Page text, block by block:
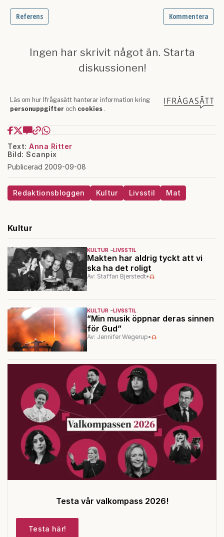
Text: Anna Ritter
Bild: Scanpix
Publicerad 2009-09-08
Redaktionsbloggen Kultur Livsstil Mat
Kultur
KULTUR LIVSSTIL
Makten har aldrig tyckt att vi
ska ha det roligt
Av: Staffan Bjerstedt•
KULTUR LIVSSTIL
”Min musik öppnar deras sinnen
för Gud”
Av: Jennifer Wegerup•
Testa vår valkompass 2026!
Testa här!